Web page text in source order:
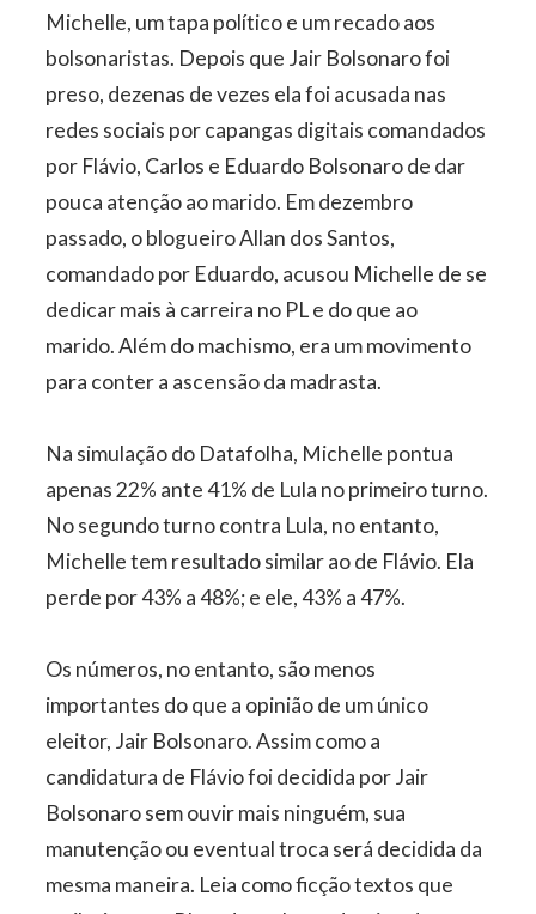
Michelle, um tapa político e um recado aos
bolsonaristas. Depois que Jair Bolsonaro foi
preso, dezenas de vezes ela foi acusada nas
redes sociais por capangas digitais comandados
por Flávio, Carlos e Eduardo Bolsonaro de dar
pouca atenção ao marido. Em dezembro
passado, o blogueiro Allan dos Santos,
comandado por Eduardo, acusou Michelle de se
dedicar mais à carreira no PL e do que ao
marido. Além do machismo, era um movimento
para conter a ascensão da madrasta.
Na simulação do Datafolha, Michelle pontua
apenas 22% ante 41% de Lula no primeiro turno.
No segundo turno contra Lula, no entanto,
Michelle tem resultado similar ao de Flávio. Ela
perde por 43% a 48%; e ele, 43% a 47%.
Os números, no entanto, são menos
importantes do que a opinião de um único
eleitor, Jair Bolsonaro. Assim como a
candidatura de Flávio foi decidida por Jair
Bolsonaro sem ouvir mais ninguém, sua
manutenção ou eventual troca será decidida da
mesma maneira. Leia como ficção textos que